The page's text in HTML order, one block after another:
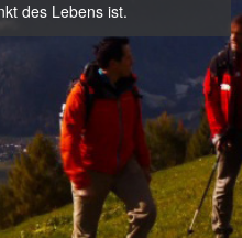
des Lebens ist.